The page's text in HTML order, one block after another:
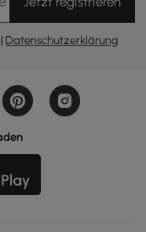
| Datenschutzerklärung